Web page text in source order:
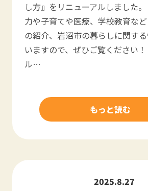
し方』をリニューアルしました
力や子育てや医療、学校教育な
の紹介、岩沼市の暮らしに関す
いますので、ぜひご覧ください
ル…
もっと読む
2025.8.27